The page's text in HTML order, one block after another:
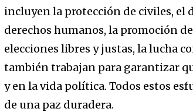
incluyen la protección de civiles, el
derechos humanos, la promoción
elecciones libres y justas, la lucha
también trabajan para garantizar
y en la vida política. Todos estos
de una paz duradera.